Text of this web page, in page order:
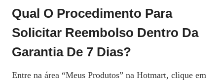
Qual O Procedimento Para
Solicitar Reembolso Dentro Da
Garantia De 7 Dias?
Entre na área “Meus Produtos” na Hotmart, clique em